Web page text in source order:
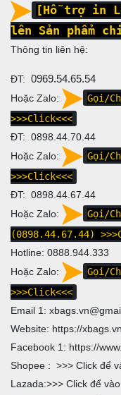
[Hỗ trợ in
lên Sản phẩm
Thông tin liên hệ:
ĐT: 0969.54.65.54
Hoặc Zalo:
Gọi/
>>>Click<<<
ĐT: 0898.44.70.44
Hoặc Zalo:
Gọi/
>>>Click<<<
ĐT: 0898.44.67.44
Hoặc Zalo:
Gọi/
(0898.44.67.44)
Hotline: 0888.944.333
Hoặc Zalo:
Gọi/
>>>Click<<<
Email 1:
Website: https://
Facebook 1: https://
Shopee : >>> Click để
Lazada:>>> Click để